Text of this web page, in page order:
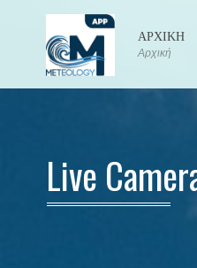
ΑΡΧΙΚΗ
Αρχική
Live